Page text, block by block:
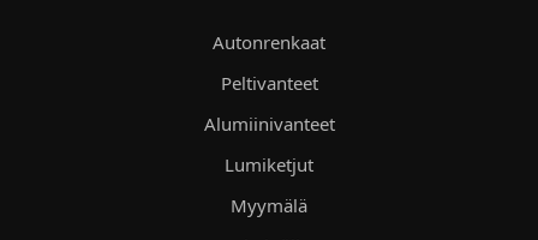
Autonrenkaat
Peltivanteet
Alumiinivanteet
Lumiketjut
Myymälä